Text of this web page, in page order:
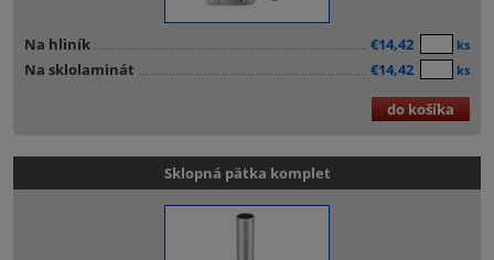
Na hliník €14,42 ks
Na sklolaminát €14,42 ks
do košíka
Sklopná pätka komplet